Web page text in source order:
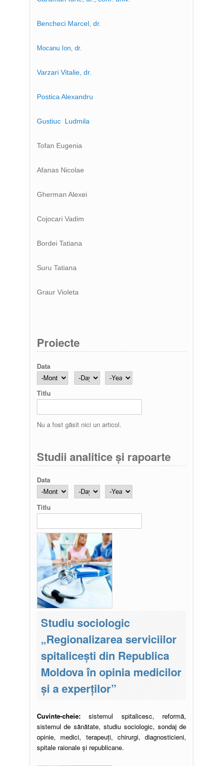
Bencheci Marcel, dr.
Mocanu Ion, dr.
Varzari Vitalie, dr.
Postica Alexandru
Gustiuc Ludmila
Tofan Eugenia
Afanas Nicolae
Gherman Alexei
Cojocari Vadim
Bordei Tatiana
Suru Tatiana
Graur Violeta
Proiecte
Data
Month
Day
Year
Titlu
Nu a fost găsit nici un articol.
Studii analitice și rapoarte
Data
Month
Day
Year
Titlu
Studiu sociologic
„Regionalizarea serviciilor
spitalicești din Republica
Moldova în opinia medicilor
și a experților”
Cuvinte-cheie:sistemul spitalicesc, reformă,
sistemul de sănătate, studiu sociologic, sondaj de
opinie, medici, terapeuți, chirurgi, diagnosticieni,
spitale raionale și republicane.